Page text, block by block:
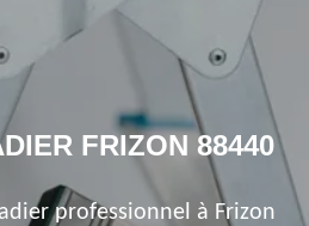
FRIZON 88440
professionnel à Frizon